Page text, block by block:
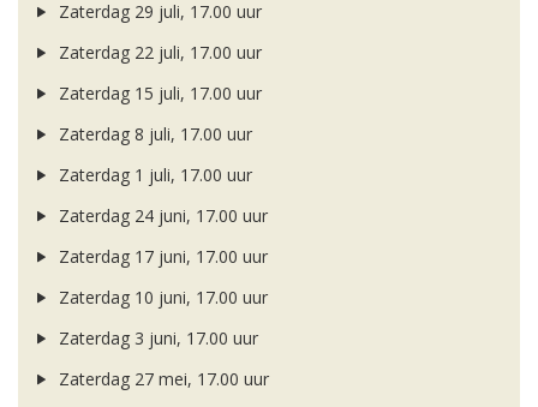
Zaterdag 29 juli, 17.00 uur
Zaterdag 22 juli, 17.00 uur
Zaterdag 15 juli, 17.00 uur
Zaterdag 8 juli, 17.00 uur
Zaterdag 1 juli, 17.00 uur
Zaterdag 24 juni, 17.00 uur
Zaterdag 17 juni, 17.00 uur
Zaterdag 10 juni, 17.00 uur
Zaterdag 3 juni, 17.00 uur
Zaterdag 27 mei, 17.00 uur